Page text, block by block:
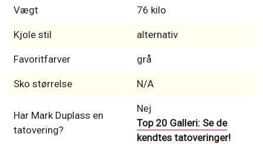
Vægt 76 kilo
Kjole stil alternativ
Favoritfarver grå
Sko størrelse N/A
Har Mark Duplass en
tatovering?
Nej
Top 20 Galleri: Se de
kendtes tatoveringer!